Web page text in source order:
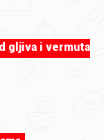
gljiva i vermuta